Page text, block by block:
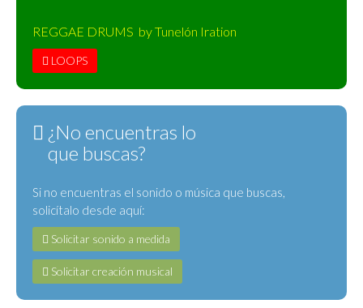
REGGAE DRUMS by Tunelón Iration
LOOPS
¿No encuentras lo
que buscas?
Si no encuentras el sonido o música que buscas,
solicítalo desde aquí:
Solicitar sonido a medida
Solicitar creación musical